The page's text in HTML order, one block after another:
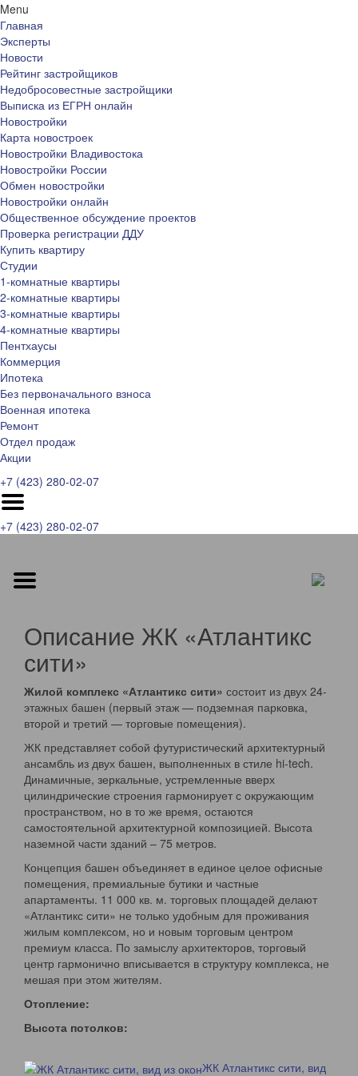
Menu
Главная
Эксперты
Новости
Рейтинг застройщиков
Недобросовестные застройщики
Выписка из ЕГРН онлайн
Новостройки
Карта новостроек
Новостройки Владивостока
Новостройки России
Обмен новостройки
Новостройки онлайн
Общественное обсуждение проектов
Проверка регистрации ДДУ
Купить квартиру
Студии
1-комнатные квартиры
2-комнатные квартиры
3-комнатные квартиры
4-комнатные квартиры
Пентхаусы
Коммерция
Ипотека
Без первоначального взноса
Военная ипотека
Ремонт
Отдел продаж
Акции
+7 (423) 280-02-07
+7 (423) 280-02-07
Описание ЖК «Атлантикс
сити»
Жилой комплекс «Атлантикс сити» состоит из двух 24-
этажных башен (первый этаж — подземная парковка,
второй и третий — торговые помещения).
ЖК представляет собой футуристический архитектурный
ансамбль из двух башен, выполненных в стиле hi-tech.
Динамичные, зеркальные, устремленные вверх
цилиндрические строения гармонирует с окружающим
пространством, но в то же время, остаются
самостоятельной архитектурной композицией. Высота
наземной части зданий – 75 метров.
Концепция башен объединяет в единое целое офисные
помещения, премиальные бутики и частные
апартаменты. 11 000 кв. м. торговых площадей делают
«Атлантикс сити» не только удобным для проживания
жилым комплексом, но и новым торговым центром
премиум класса. По замыслу архитекторов, торговый
центр гармонично вписывается в структуру комплекса, не
мешая при этом жителям.
Отопление:
Высота потолков:
ЖК Атлантикс сити, вид